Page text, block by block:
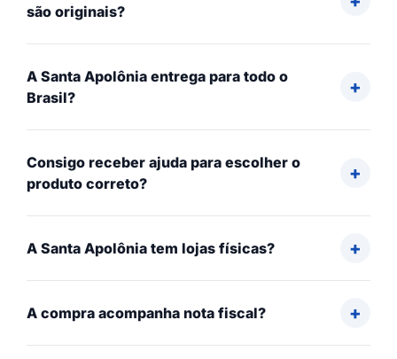
são originais?
A Santa Apolônia entrega para todo o
Brasil?
Consigo receber ajuda para escolher o
produto correto?
A Santa Apolônia tem lojas físicas?
A compra acompanha nota fiscal?